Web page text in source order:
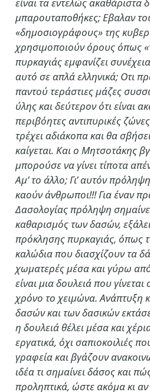
μπαρουταποθήκες; Εβαλαν
«δημοσιογράφους» της
χρησιμοποιούν όρους όπως
πυρκαγιάς εμφανίζει
αυτό σε απλά ελληνικά; Οτι
παντού τεράστιες μάζες
ύλης και δεύτερον ότι είναι
περιβόητες αντιπυρικές
τρέχει αδιάκοπα και θα
καίγεται. Και ο Μητσοτάκης
μπορούσε να γίνει τίποτα
Αμ’ το άλλο; Γι’ αυτόν
καούν άνθρωποι!!! Για έναν
Δασολογίας πρόληψη
καθαρισμός των δασών,
πρόκλησης πυρκαγιάς, όπως
καλώδια που διασχίζουν τα
χωματερές μέσα και γύρω
είναι μια δουλειά που
χρόνο το χειμώνα. Ανάπτυξη
δασών και των δασικών
η δουλειά θέλει μέσα και
εργατικά, όχι σαπιοκοιλιές
γραφεία και βγάζουν
ιδέα τι σημαίνει δάσος και
προληπτικά, ώστε ακόμα κι